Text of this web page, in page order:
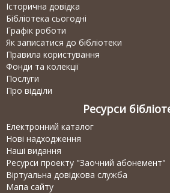
Історична довідка
Бібліотека сьогодні
Графік роботи
Як записатися до бібліотеки
Правила користування
Фонди та колекції
Послуги
Про відділи
Ресурси
Електронний каталог
Нові надходження
Наші видання
Ресурси проекту "Заочний абонемент"
Віртуальна довідкова служба
Мапа сайту